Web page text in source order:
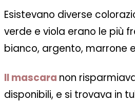
Esistevano diverse
verde e viola erano le più
bianco, argento, marrone
Il mascara non
disponibili, e si trovava in